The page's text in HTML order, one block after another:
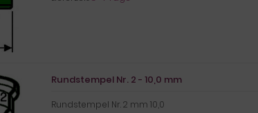
Rundstempel Nr. 2 - 10,0 mm
Rundstempel Nr. 2 mm 10,0